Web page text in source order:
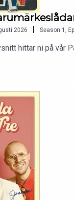
2026 | Season 1 Ep.
hittar ni på vår